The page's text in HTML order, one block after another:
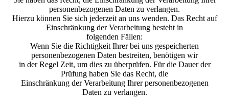
personenbezogenen Daten zu verlangen.
Hierzu können Sie sich jederzeit an uns wenden. Das Recht auf
Einschränkung der Verarbeitung besteht in
folgenden Fällen:
Wenn Sie die Richtigkeit Ihrer bei uns gespeicherten
personenbezogenen Daten bestreiten, benötigen wir
in der Regel Zeit, um dies zu überprüfen. Für die Dauer der
Prüfung haben Sie das Recht, die
Einschränkung der Verarbeitung Ihrer personenbezogenen
Daten zu verlangen.